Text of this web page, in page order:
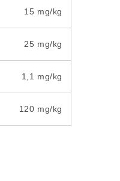
15 mg/kg
25 mg/kg
1,1 mg/kg
120 mg/kg